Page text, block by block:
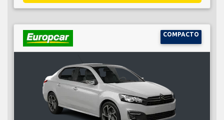
COMPACTO